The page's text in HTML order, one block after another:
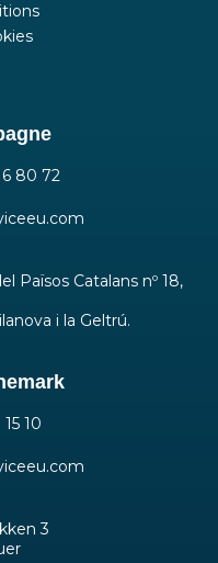
80 72
Països Catalans nº 18,
i la Geltrú.
10
3